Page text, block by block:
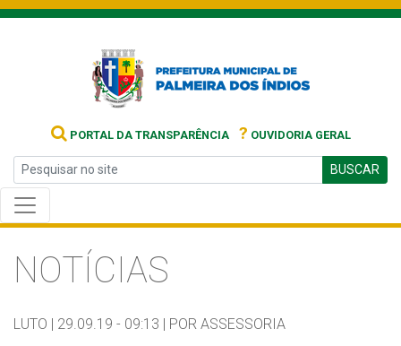
PORTAL DA TRANSPARÊNCIA ? OUVIDORIA GERAL
BUSCAR
NOTÍCIAS
LUTO | 29.09.19 - 09:13 | POR ASSESSORIA